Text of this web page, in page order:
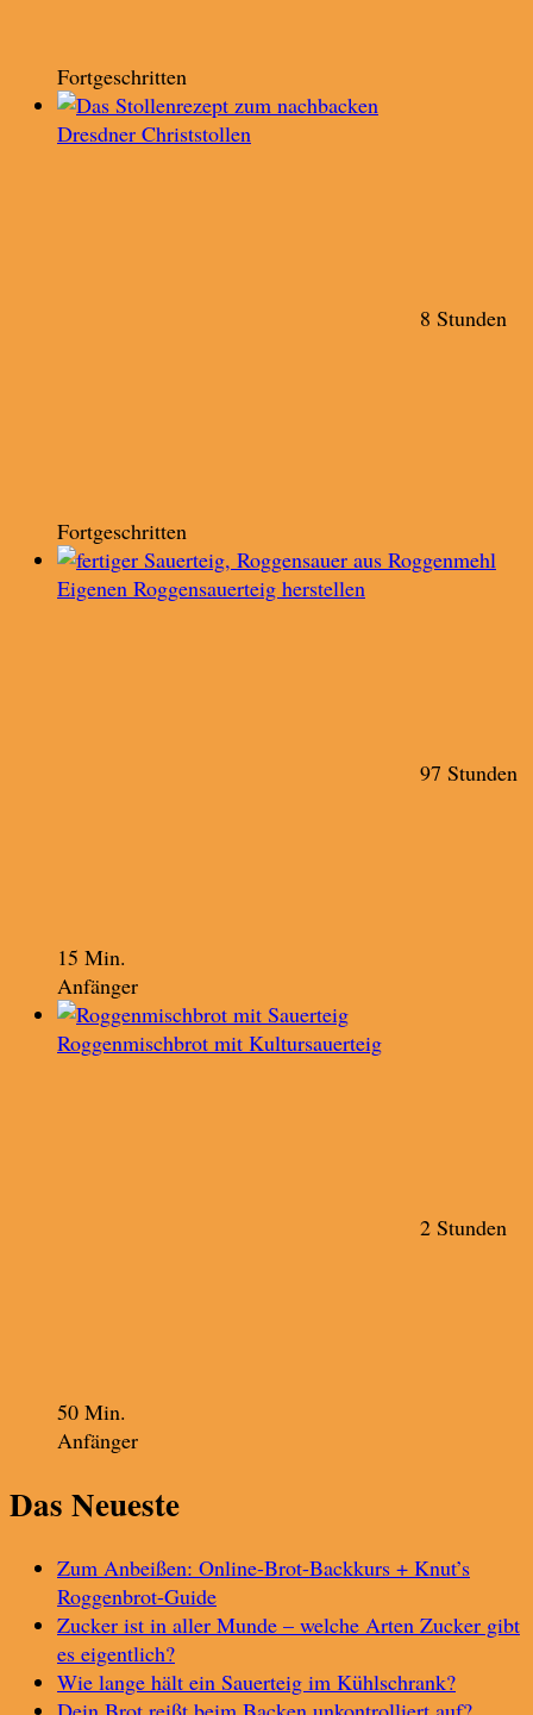
Fortgeschritten
Dresdner Christstollen
8 Stunden
Fortgeschritten
Eigenen Roggensauerteig herstellen
97 Stunden
15 Min.
Anfänger
Roggenmischbrot mit Kultursauerteig
2 Stunden
50 Min.
Anfänger
Das Neueste
Zum Anbeißen: Online-Brot-Backkurs + Knut’s
Roggenbrot-Guide
Zucker ist in aller Munde – welche Arten Zucker gibt
es eigentlich?
Wie lange hält ein Sauerteig im Kühlschrank?